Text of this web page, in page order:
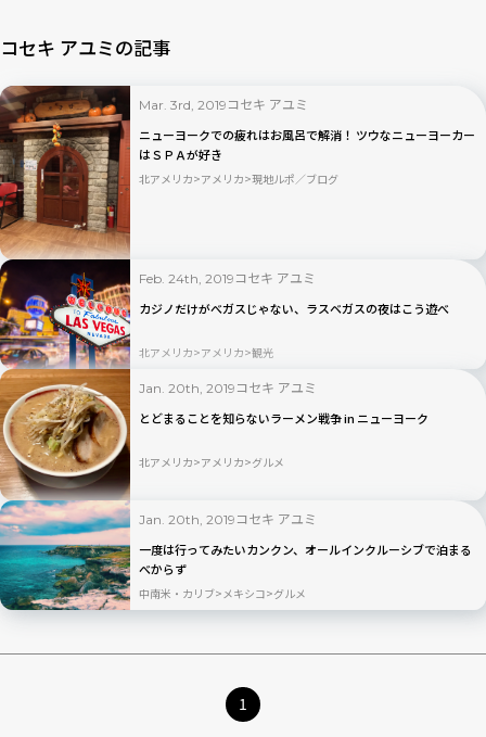
コセキ アユミの記事
Mar. 3rd, 2019 コセキ アユミ
ニューヨークでの疲れはお風呂で解消！ ツウなニューヨーカー
はＳＰＡが好き
北アメリカ アメリカ 現地ルポ／ブログ
Feb. 24th, 2019 コセキ アユミ
カジノだけがべガスじゃない、ラスベガスの夜はこう遊べ
北アメリカ アメリカ 観光
Jan. 20th, 2019 コセキ アユミ
とどまることを知らないラーメン戦争 in ニューヨーク
北アメリカ アメリカ グルメ
Jan. 20th, 2019 コセキ アユミ
一度は行ってみたいカンクン、オールインクルーシブで泊まる
べからず
中南米・カリブ メキシコ グルメ
1